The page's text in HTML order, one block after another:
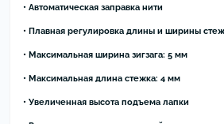
• Автоматическая заправка нити
• Плавная регулировка длины и ширины
• Максимальная ширина зигзага: 5 мм
• Максимальная длина стежка: 4 мм
• Увеличенная высота подъема лапки